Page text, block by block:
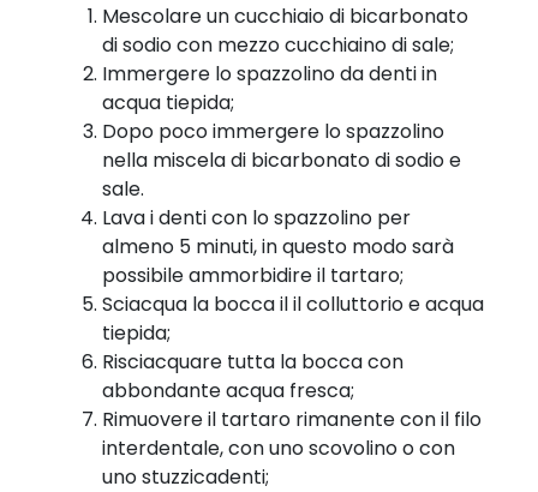
Mescolare un cucchiaio di bicarbonato
di sodio con mezzo cucchiaino di sale;
Immergere lo spazzolino da denti in
acqua tiepida;
Dopo poco immergere lo spazzolino
nella miscela di bicarbonato di sodio e
sale.
Lava i denti con lo spazzolino per
almeno 5 minuti, in questo modo sarà
possibile ammorbidire il tartaro;
Sciacqua la bocca il il colluttorio e acqua
tiepida;
Risciacquare tutta la bocca con
abbondante acqua fresca;
Rimuovere il tartaro rimanente con il filo
interdentale, con uno scovolino o con
uno stuzzicadenti;